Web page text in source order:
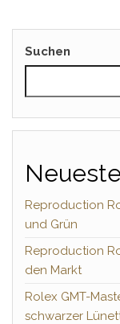
Suchen
Reproduction
und Grün
Reproduction
den Markt
Rolex GMT-
schwarzer